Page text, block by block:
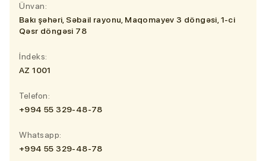
Ünvan:
Bakı şəhəri, Səbail rayonu, Maqomayev 3 döngəsi, 1-ci
Qəsr döngəsi 78
İndeks:
AZ 1001
Telefon:
+994 55 329-48-78
Whatsapp:
+994 55 329-48-78